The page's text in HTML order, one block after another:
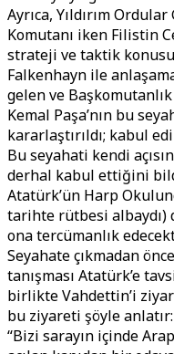
Ayrıca, Yıldırım
Komutanı iken Filistin
strateji ve taktik
Falkenhayn ile
gelen ve
Kemal Paşa’nın bu
kararlaştırıldı; kabul
Bu seyahati kendi
derhal kabul ettiğini
Atatürk’ün Harp
tarihte rütbesi albaydı)
ona tercümanlık
Seyahate çıkmadan
tanışması Atatürk’e
birlikte Vahdettin’i
bu ziyareti şöyle anlatır:
“Bizi sarayın içinde